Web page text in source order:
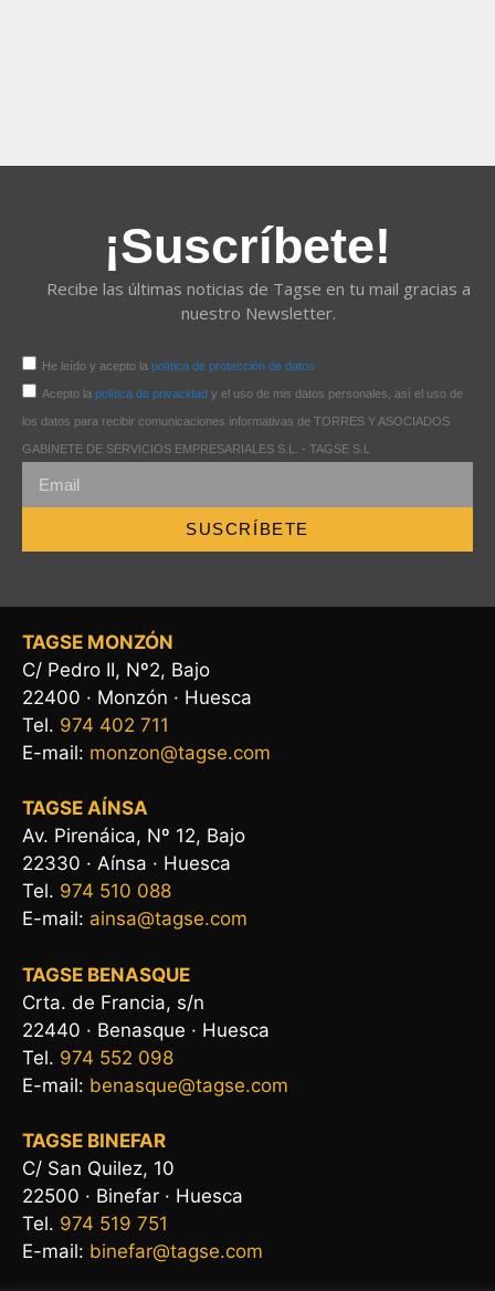
¡Suscríbete!
Recibe las últimas noticias de Tagse en tu mail gracias a
nuestro Newsletter.
He leído y acepto la política de protección de datos
Acepto la política de privacidad y el uso de mis datos personales, así el uso de
los datos para recibir comunicaciones informativas de TORRES Y ASOCIADOS
GABINETE DE SERVICIOS EMPRESARIALES S.L. - TAGSE S.L
SUSCRÍBETE
TAGSE MONZÓN
C/ Pedro II, Nº2, Bajo
22400 · Monzón · Huesca
Tel. 974 402 711
E-mail: monzon@tagse.com
TAGSE AÍNSA
Av. Pirenáica, Nº 12, Bajo
22330 · Aínsa · Huesca
Tel. 974 510 088
E-mail: ainsa@tagse.com
TAGSE BENASQUE
Crta. de Francia, s/n
22440 · Benasque · Huesca
Tel. 974 552 098
E-mail: benasque@tagse.com
TAGSE BINEFAR
C/ San Quilez, 10
22500 · Binefar · Huesca
Tel. 974 519 751
E-mail: binefar@tagse.com